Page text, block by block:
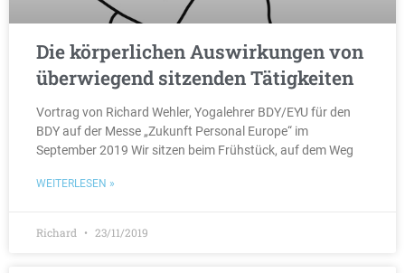
Die körperlichen Auswirkungen von
überwiegend sitzenden Tätigkeiten
Vortrag von Richard Wehler, Yogalehrer BDY/EYU für den
BDY auf der Messe „Zukunft Personal Europe“ im
September 2019 Wir sitzen beim Frühstück, auf dem Weg
WEITERLESEN »
Richard 23/11/2019